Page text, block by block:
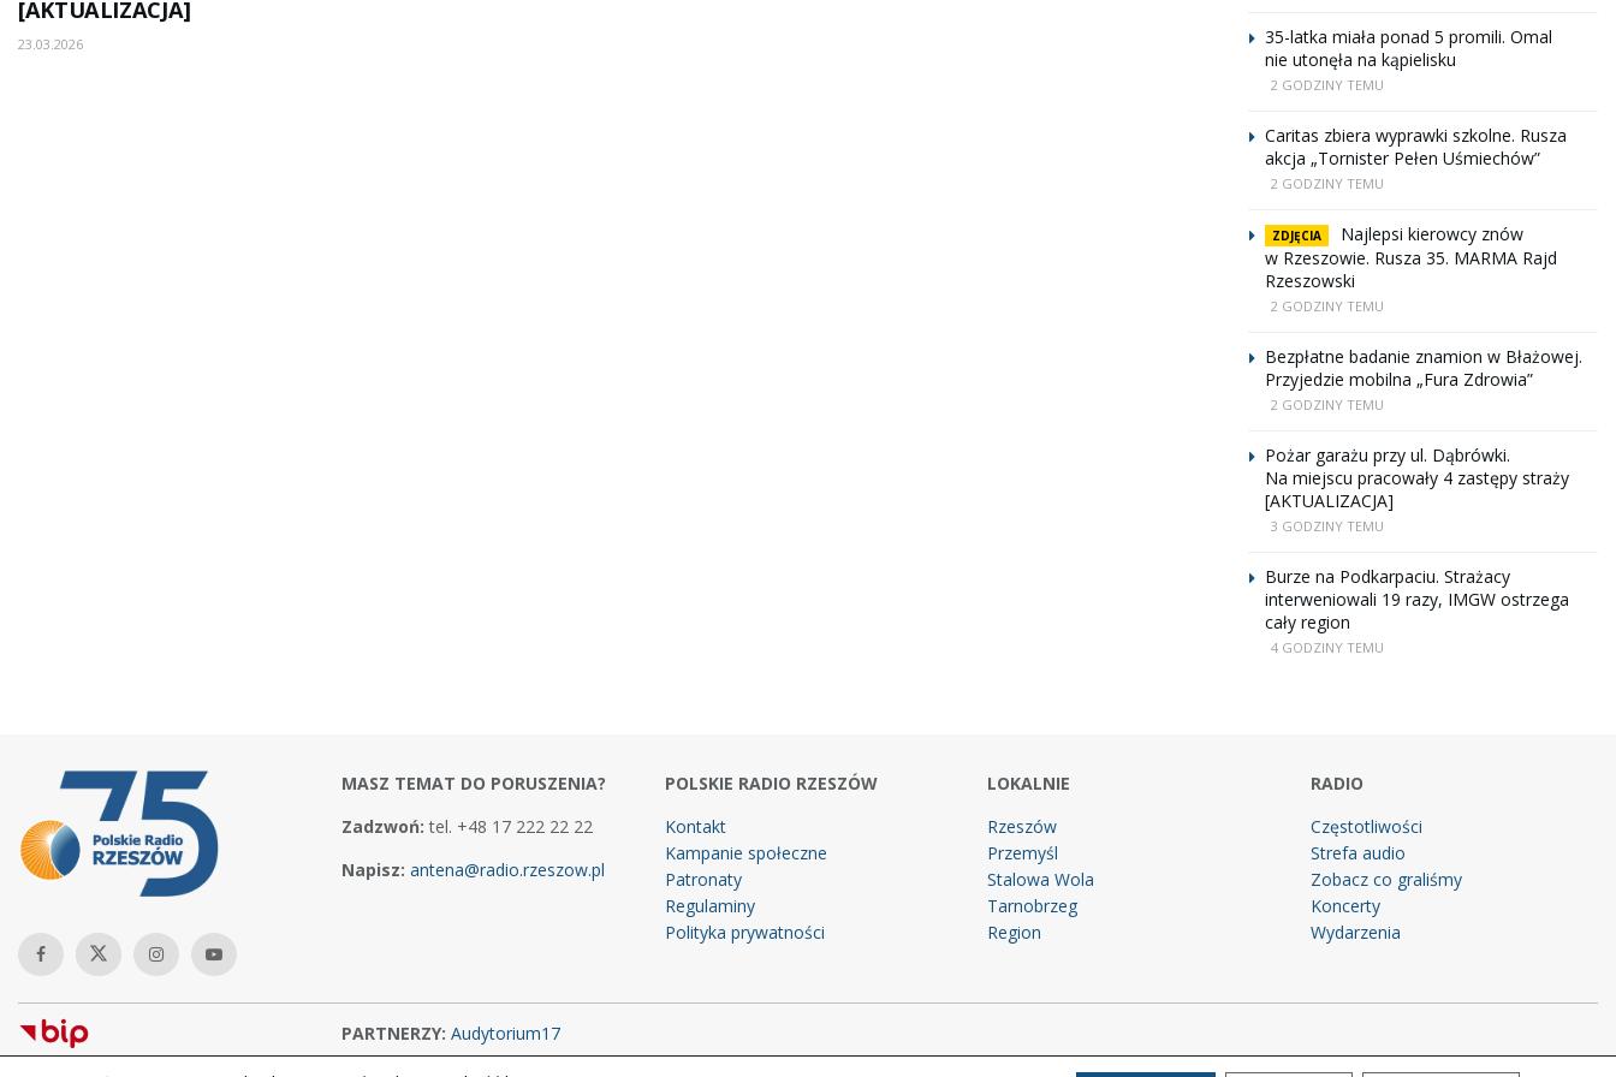
[AKTUALIZACJA]
23.03.2026
35-latka miała ponad 5 promili. Omal
nie utonęła na kąpielisku
2 GODZINY TEMU
Caritas zbiera wyprawki szkolne. Rusza
akcja „Tornister Pełen Uśmiechów”
2 GODZINY TEMU
ZDJĘCIA
Najlepsi kierowcy znów
w Rzeszowie. Rusza 35. MARMA Rajd
Rzeszowski
2 GODZINY TEMU
Bezpłatne badanie znamion w Błażowej.
Przyjedzie mobilna „Fura Zdrowia”
2 GODZINY TEMU
Pożar garażu przy ul. Dąbrówki.
Na miejscu pracowały 4 zastępy straży
[AKTUALIZACJA]
3 GODZINY TEMU
Burze na Podkarpaciu. Strażacy
interweniowali 19 razy, IMGW ostrzega
cały region
4 GODZINY TEMU
MASZ TEMAT DO PORUSZENIA?
Zadzwoń: tel. +48 17 222 22 22
Napisz: antena@radio.rzeszow.pl
POLSKIE RADIO RZESZÓW
Kontakt
Kampanie społeczne
Patronaty
Regulaminy
Polityka prywatności
LOKALNIE
Rzeszów
Przemyśl
Stalowa Wola
Tarnobrzeg
Region
RADIO
Częstotliwości
Strefa audio
Zobacz co graliśmy
Koncerty
Wydarzenia
PARTNERZY: Audytorium17